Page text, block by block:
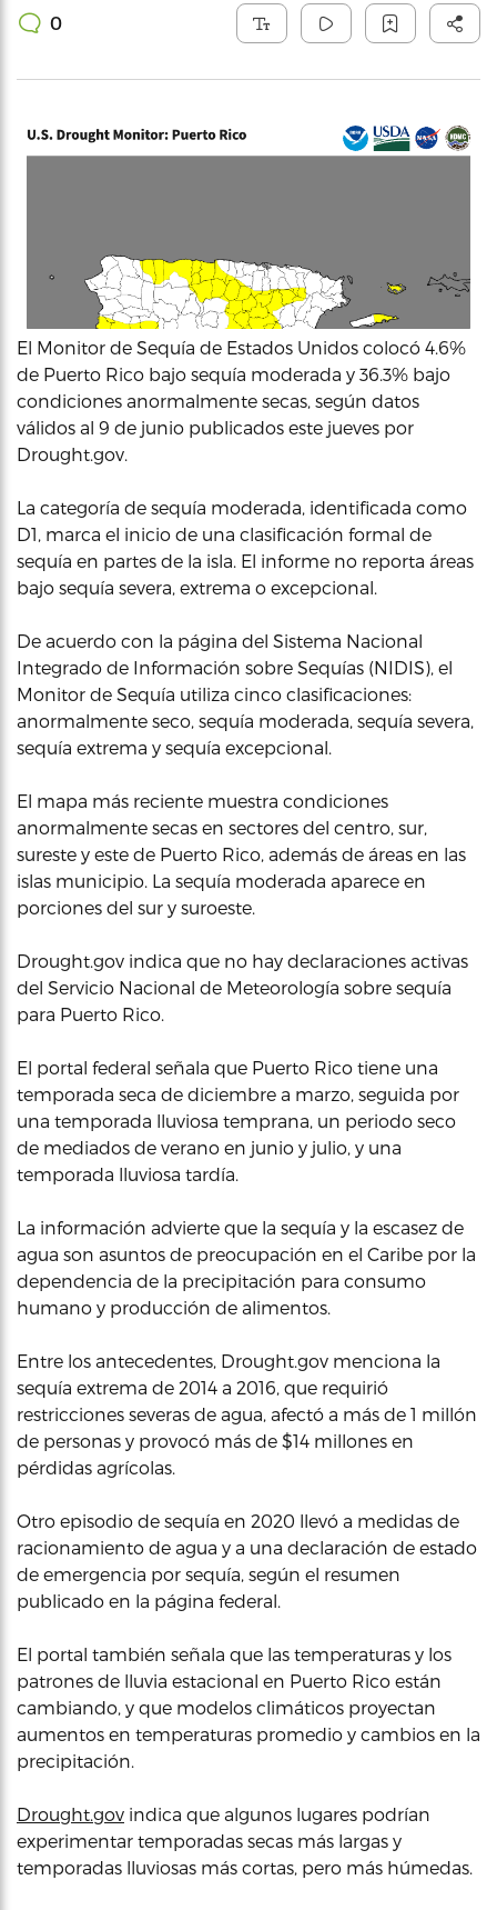
0
El Monitor de Sequía de Estados Unidos colocó 4.6%
de Puerto Rico bajo sequía moderada y 36.3% bajo
condiciones anormalmente secas, según datos
válidos al 9 de junio publicados este jueves por
Drought.gov.
La categoría de sequía moderada, identificada como
D1, marca el inicio de una clasificación formal de
sequía en partes de la isla. El informe no reporta áreas
bajo sequía severa, extrema o excepcional.
De acuerdo con la página del Sistema Nacional
Integrado de Información sobre Sequías (NIDIS), el
Monitor de Sequía utiliza cinco clasificaciones:
anormalmente seco, sequía moderada, sequía severa,
sequía extrema y sequía excepcional.
El mapa más reciente muestra condiciones
anormalmente secas en sectores del centro, sur,
sureste y este de Puerto Rico, además de áreas en las
islas municipio. La sequía moderada aparece en
porciones del sur y suroeste.
Drought.gov indica que no hay declaraciones activas
del Servicio Nacional de Meteorología sobre sequía
para Puerto Rico.
El portal federal señala que Puerto Rico tiene una
temporada seca de diciembre a marzo, seguida por
una temporada lluviosa temprana, un periodo seco
de mediados de verano en junio y julio, y una
temporada lluviosa tardía.
La información advierte que la sequía y la escasez de
agua son asuntos de preocupación en el Caribe por la
dependencia de la precipitación para consumo
humano y producción de alimentos.
Entre los antecedentes, Drought.gov menciona la
sequía extrema de 2014 a 2016, que requirió
restricciones severas de agua, afectó a más de 1 millón
de personas y provocó más de $14 millones en
pérdidas agrícolas.
Otro episodio de sequía en 2020 llevó a medidas de
racionamiento de agua y a una declaración de estado
de emergencia por sequía, según el resumen
publicado en la página federal.
El portal también señala que las temperaturas y los
patrones de lluvia estacional en Puerto Rico están
cambiando, y que modelos climáticos proyectan
aumentos en temperaturas promedio y cambios en la
precipitación.
Drought.gov indica que algunos lugares podrían
experimentar temporadas secas más largas y
temporadas lluviosas más cortas, pero más húmedas.